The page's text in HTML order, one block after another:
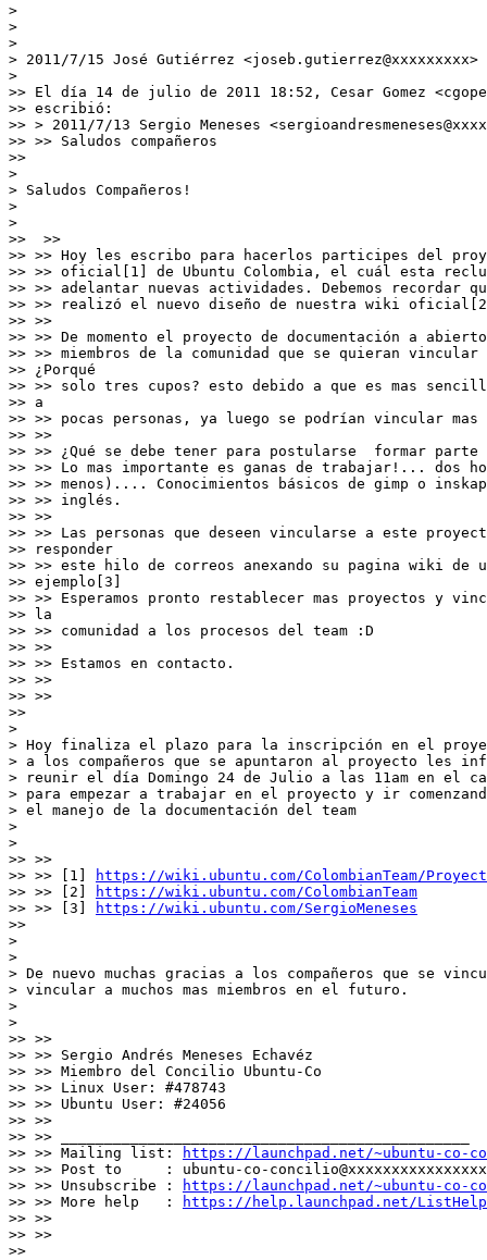
>
>
>
> 2011/7/15 José Gutiérrez <joseb.gutierrez@xxxxxxxxx>
>
>> El día 14 de julio de 2011 18:52, Cesar Gomez
>> escribió:
>> > 2011/7/13 Sergio Meneses
>> >> Saludos compañeros
>>
>
> Saludos Compañeros!
>
>
>>  >>
>> >> Hoy les escribo para hacerlos participes del
>> >> oficial[1] de Ubuntu Colombia, el cuál esta
>> >> adelantar nuevas actividades. Debemos recordar
>> >> realizó el nuevo diseño de nuestra wiki
>> >>
>> >> De momento el proyecto de documentación a
>> >> miembros de la comunidad que se quieran
>> ¿Porqué
>> >> solo tres cupos? esto debido a que es mas
>> a
>> >> pocas personas, ya luego se podrían vincular mas
>> >>
>> >> ¿Qué se debe tener para postularse  formar parte
>> >> Lo mas importante es ganas de trabajar!... dos
>> >> menos).... Conocimientos básicos de gimp o
>> >> inglés.
>> >>
>> >> Las personas que deseen vincularse a este
>> responder
>> >> este hilo de correos anexando su pagina wiki de
>> ejemplo[3]
>> >> Esperamos pronto restablecer mas proyectos y
>> la
>> >> comunidad a los procesos del team :D
>> >>
>> >> Estamos en contacto.
>> >>
>> >>
>>
>
> Hoy finaliza el plazo para la inscripción en el
> a los compañeros que se apuntaron al proyecto les
> reunir el día Domingo 24 de Julio a las 11am en el
> para empezar a trabajar en el proyecto y ir
> el manejo de la documentación del team
>
>
>> >>
>> >> [1]
https://wiki.ubuntu.com/ColombianTeam/
>> >> [2]
https://wiki.ubuntu.com/ColombianTeam
>> >> [3]
https://wiki.ubuntu.com/SergioMeneses
>>
>
>
> De nuevo muchas gracias a los compañeros que se
> vincular a muchos mas miembros en el futuro.
>
>
>> >>
>> >> Sergio Andrés Meneses Echavéz
>> >> Miembro del Concilio Ubuntu-Co
>> >> Linux User: #478743
>> >> Ubuntu User: #24056
>> >>
>> >> _______________________________________________
>> >> Mailing list:
https://launchpad.net/~ubuntu-co-
>> >> Post to     : ubuntu-co-
>> >> Unsubscribe :
https://launchpad.net/~ubuntu-co-
>> >> More help   :
https://help.launchpad.net/ListHelp
>> >>
>> >>
>>